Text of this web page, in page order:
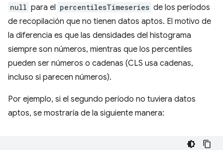
null para el percentilesTimeseries de los períodos
de recopilación que no tienen datos aptos. El motivo de
la diferencia es que las densidades del histograma
siempre son números, mientras que los percentiles
pueden ser números o cadenas (CLS usa cadenas,
incluso si parecen números).
Por ejemplo, si el segundo período no tuviera datos
aptos, se mostraría de la siguiente manera: